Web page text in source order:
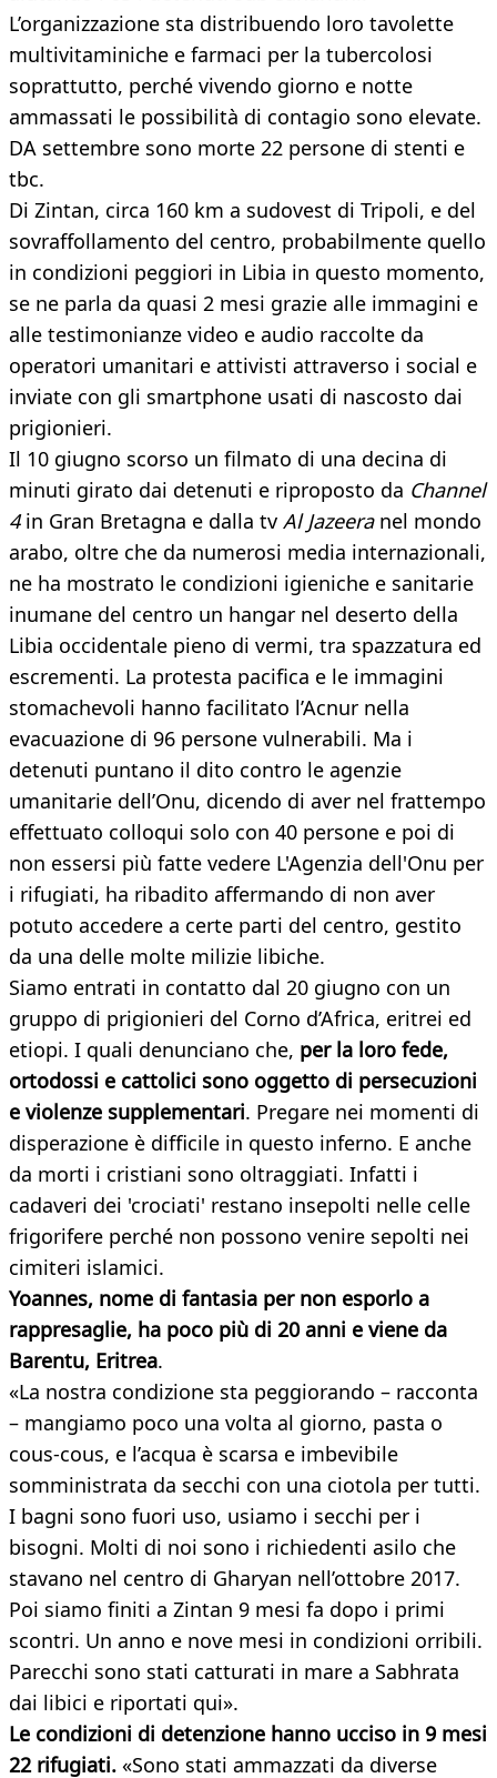
L’organizzazione sta distribuendo loro tavolette
multivitaminiche e farmaci per la tubercolosi
soprattutto, perché vivendo giorno e notte
ammassati le possibilità di contagio sono elevate.
DA settembre sono morte 22 persone di stenti e
tbc.
Di Zintan, circa 160 km a sudovest di Tripoli, e del
sovraffollamento del centro, probabilmente quello
in condizioni peggiori in Libia in questo momento,
se ne parla da quasi 2 mesi grazie alle immagini e
alle testimonianze video e audio raccolte da
operatori umanitari e attivisti attraverso i social e
inviate con gli smartphone usati di nascosto dai
prigionieri.
Il 10 giugno scorso un filmato di una decina di
minuti girato dai detenuti e riproposto da Channel
4in Gran Bretagna e dalla tv Al Jazeera nel mondo
arabo, oltre che da numerosi media internazionali,
ne ha mostrato le condizioni igieniche e sanitarie
inumane del centro un hangar nel deserto della
Libia occidentale pieno di vermi, tra spazzatura ed
escrementi. La protesta pacifica e le immagini
stomachevoli hanno facilitato l’Acnur nella
evacuazione di 96 persone vulnerabili. Ma i
detenuti puntano il dito contro le agenzie
umanitarie dell’Onu, dicendo di aver nel frattempo
effettuato colloqui solo con 40 persone e poi di
non essersi più fatte vedere L'Agenzia dell'Onu per
i rifugiati, ha ribadito affermando di non aver
potuto accedere a certe parti del centro, gestito
da una delle molte milizie libiche.
Siamo entrati in contatto dal 20 giugno con un
gruppo di prigionieri del Corno d’Africa, eritrei ed
etiopi. I quali denunciano che, per la loro fede,
ortodossi e cattolici sono oggetto di persecuzioni
e violenze supplementari. Pregare nei momenti di
disperazione è difficile in questo inferno. E anche
da morti i cristiani sono oltraggiati. Infatti i
cadaveri dei 'crociati' restano insepolti nelle celle
frigorifere perché non possono venire sepolti nei
cimiteri islamici.
Yoannes, nome di fantasia per non esporlo a
rappresaglie, ha poco più di 20 anni e viene da
Barentu, Eritrea.
«La nostra condizione sta peggiorando – racconta
– mangiamo poco una volta al giorno, pasta o
cous-cous, e l’acqua è scarsa e imbevibile
somministrata da secchi con una ciotola per tutti.
I bagni sono fuori uso, usiamo i secchi per i
bisogni. Molti di noi sono i richiedenti asilo che
stavano nel centro di Gharyan nell’ottobre 2017.
Poi siamo finiti a Zintan 9 mesi fa dopo i primi
scontri. Un anno e nove mesi in condizioni orribili.
Parecchi sono stati catturati in mare a Sabhrata
dai libici e riportati qui».
Le condizioni di detenzione hanno ucciso in 9 mesi
22 rifugiati. «Sono stati ammazzati da diverse